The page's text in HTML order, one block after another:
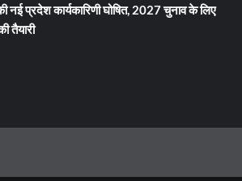
नई प्रदेश कार्यकारिणी घोषित, 2027 चुनाव के लिए
तैयारी